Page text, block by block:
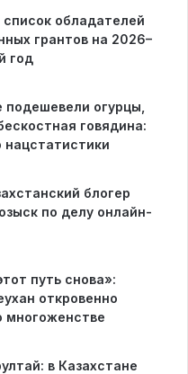
обладателей
грантов на 2026–
год
подешевели огурцы,
говядина:
блогер
по делу онлайн-
путь снова»:
откровенно
многоженстве
в Казахстане